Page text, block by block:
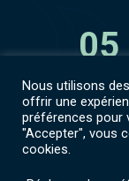
05
Nous utilisons
offrir une
préférences pour
"Accepter", vous
cookies.